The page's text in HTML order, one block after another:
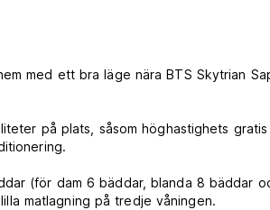
med ett bra läge nära BTS Skytrian
på plats, såsom höghastighets
(för dam 6 bäddar, blanda 8 bäddar
matlagning på tredje våningen.